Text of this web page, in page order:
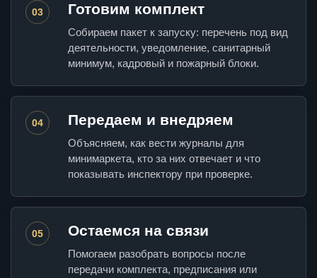
03 Готовим комплект
Собираем пакет к запуску: перечень под вид
деятельности, уведомление, санитарный
минимум, кадровый и пожарный блоки.
04 Передаем и внедряем
Объясняем, как вести журналы для
минимаркета, кто за них отвечает и что
показывать инспектору при проверке.
05 Остаемся на связи
Помогаем разобрать вопросы после
передачи комплекта, предписания или